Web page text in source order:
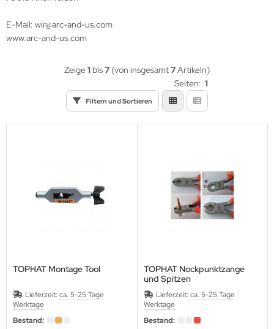
E-Mail: wir@arc-and-us.com
www.arc-and-us.com
Filtern und Sortieren
Zeige1 bis7 (von insgesamt7Artikeln)
Seiten: 1
TOPHAT Montage Tool
Lieferzeit: ca. 5-25 Tage
Werktage
Bestand:
TOPHAT Nockpunktzange
und Spitzen
Lieferzeit: ca. 5-25 Tage
Werktage
Bestand: